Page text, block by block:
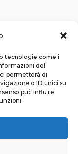
tecnologie come i
del
permetterà di
o ID unici su
può influire